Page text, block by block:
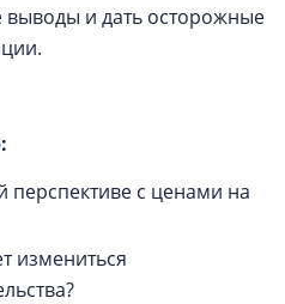
выводы и дать осторожные
перспективе с ценами на
измениться